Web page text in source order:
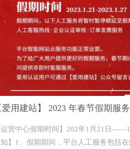
爱用建站】 2023 年春节假期服
营中心假期时间】202年1月21日
】1、假期期间，平台人工服务包括